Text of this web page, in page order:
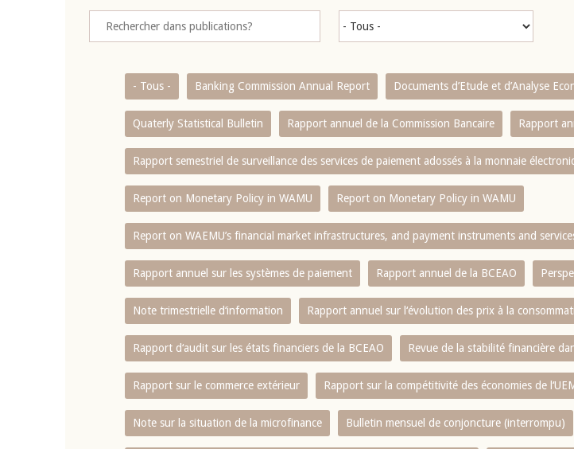
- Tous - Banking Commission Annual Report Documents d’Etude et d’Analyse
Quaterly Statistical Bulletin Rapport annuel de la Commission Bancaire Rapport
Rapport semestriel de surveillance des services de paiement adossés à la monnaie
Report on Monetary Policy in WAMU Report on Monetary Policy in WAMU
Report on WAEMU’s financial market infrastructures, and payment instruments and
Rapport annuel sur les systèmes de paiement Rapport annuel de la BCEAO
Note trimestrielle d‘information Rapport annuel sur l‘évolution des prix à la
Rapport d‘audit sur les états financiers de la BCEAO Revue de la stabilité financière
Rapport sur le commerce extérieur Rapport sur la compétitivité des économies de
Note sur la situation de la microfinance Bulletin mensuel de conjoncture (interrompu)